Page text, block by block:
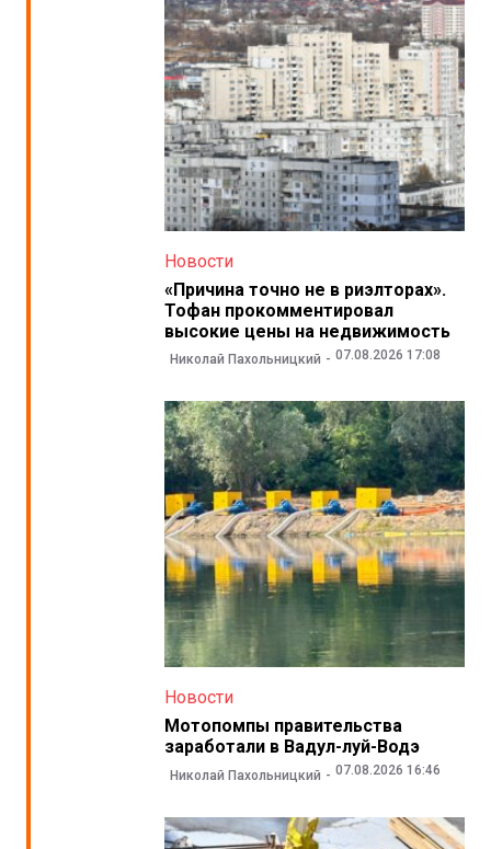
Новости
«Причина точно не в риэлторах».
Тофан прокомментировал
высокие цены на недвижимость
Николай Пахольницкий 07.08.2026 17:08
Новости
Мотопомпы правительства
заработали в Вадул-луй-Водэ
Николай Пахольницкий 07.08.2026 16:46